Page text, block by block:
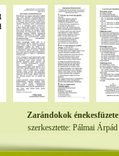
Zarándokok énekesfüzete
szerkesztette: Pálmai Árpád